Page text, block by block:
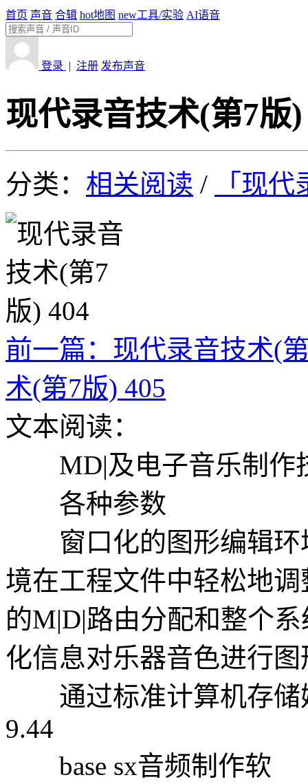
首页 声音 合辑 hot地图 new工具/实验 AI语音
登录 | 注册 发布声音
现代录音技术(第7版)
分类： 相关阅读 / 「现
前一篇：现代录音技术(
术(第7版) 405
文本阅读：
MD|及电子音乐制作
各种参数
窗口化的图形编辑环
境在工程文件中轻松地
的M|D|路由分配和整个
化信息对乐器音色进行
通过标准计算机存储
9.44
base sx音频制作软